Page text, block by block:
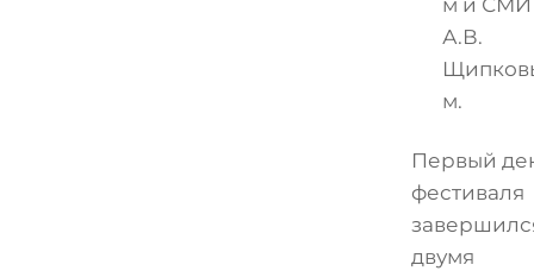
А.В.
м.
Первый
фестиваля
двумя